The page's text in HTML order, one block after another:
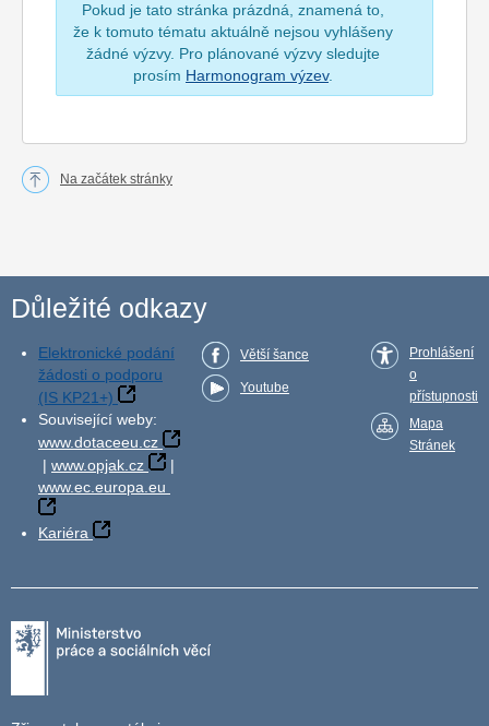
Pokud je tato stránka prázdná, znamená to,
že k tomuto tématu aktuálně nejsou vyhlášeny
žádné výzvy. Pro plánované výzvy sledujte
prosím Harmonogram výzev.
Na začátek stránky
Důležité odkazy
Elektronické podání
žádosti o podporu
(IS KP21+)
Související weby:
www.dotaceeu.cz
| www.opjak.cz
|
www.ec.europa.eu
Kariéra
Větší šance
Youtube
Prohlášení
o
přístupnosti
Mapa
Stránek